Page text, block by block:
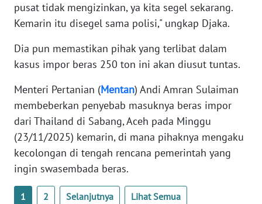
pusat tidak mengizinkan, ya kita segel sekarang.
Kemarin itu disegel sama polisi," ungkap Djaka.
Dia pun memastikan pihak yang terlibat dalam
kasus impor beras 250 ton ini akan diusut tuntas.
Menteri Pertanian (Mentan) Andi Amran Sulaiman
membeberkan penyebab masuknya beras impor
dari Thailand di Sabang, Aceh pada Minggu
(23/11/2025) kemarin, di mana pihaknya mengaku
kecolongan di tengah rencana pemerintah yang
ingin swasembada beras.
1 2 Selanjutnya Lihat Semua
NTT
KEPRI
PAPUA
WN
PAPUA
BARAT
RIAU